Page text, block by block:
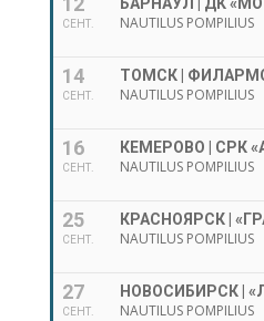
СЕНТ. NAUTILUS POMPILIUS
14
СЕНТ.
ТОМСК |
NAUTILUS POMPILIUS
16
СЕНТ.
КЕМЕРОВО | СРК
NAUTILUS POMPILIUS
25
СЕНТ.
КРАСНОЯРСК |
NAUTILUS POMPILIUS
27
СЕНТ.
НОВОСИБИРСК |
NAUTILUS POMPILIUS